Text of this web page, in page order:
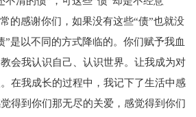
的感谢你们，如果没有这些“债”也就没
”是以不同的方式降临的。你们赋予我血
会我认识自己、认识世界。让我成为对
在我成长的过程中，我记下了生活中感
得到你们那无尽的关爱，感觉得到你们